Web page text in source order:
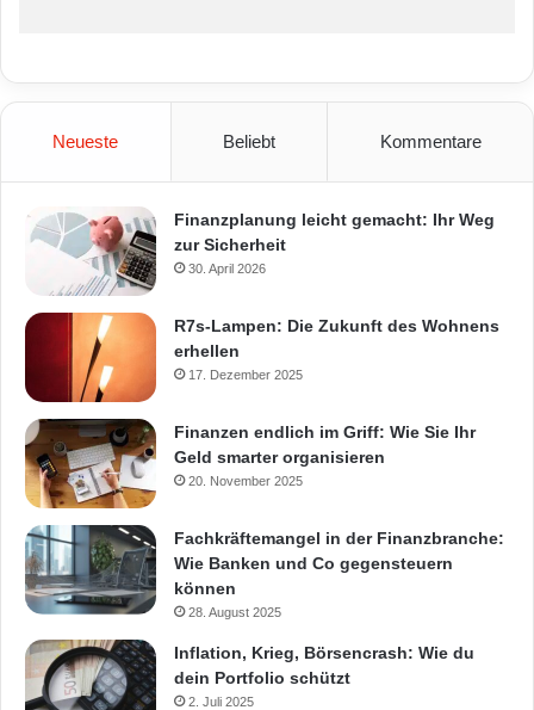
Neueste Beliebt Kommentare
Finanzplanung leicht gemacht: Ihr Weg
zur Sicherheit
30. April 2026
R7s-Lampen: Die Zukunft des Wohnens
erhellen
17. Dezember 2025
Finanzen endlich im Griff: Wie Sie Ihr
Geld smarter organisieren
20. November 2025
Fachkräftemangel in der Finanzbranche:
Wie Banken und Co gegensteuern
können
28. August 2025
Inflation, Krieg, Börsencrash: Wie du
dein Portfolio schützt
2. Juli 2025